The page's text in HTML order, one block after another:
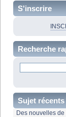
S'inscrire
Recherche
Sujet récents
Des nouvelles